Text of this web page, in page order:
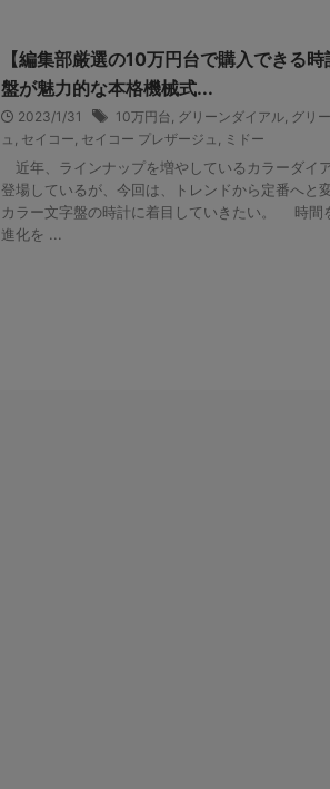
【編集部厳選の10万円台で購入できる
盤が魅力的な本格機械式...
2023/1/31 10万円台, グリーンダイアル, グリ
ュ , セイコー, セイコー プレザージュ , ミドー
近年、ラインナップを増やしているカラーダイ
登場しているが、今回は、トレンドから定番へと
カラー文字盤の時計に着目していきたい。 時間
進化を ...